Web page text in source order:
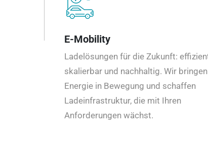
E-Mobility
Ladelösungen für die Zukunft:
skalierbar und nachhaltig. Wir bringen
Energie in Bewegung und schaffen
Ladeinfrastruktur, die mit Ihren
Anforderungen wächst.